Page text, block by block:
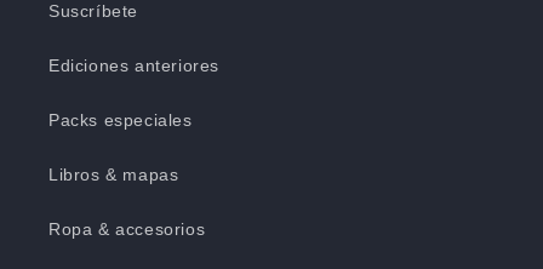
Suscríbete
Ediciones anteriores
Packs especiales
Libros & mapas
Ropa & accesorios